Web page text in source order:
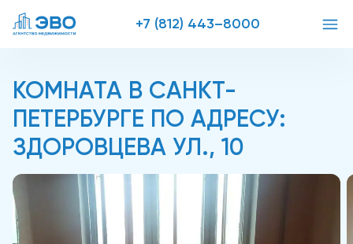
+7 (812) 443–8000
КОМНАТА В САНКТ-
ПЕТЕРБУРГЕ ПО АДРЕСУ:
ЗДОРОВЦЕВА УЛ., 10